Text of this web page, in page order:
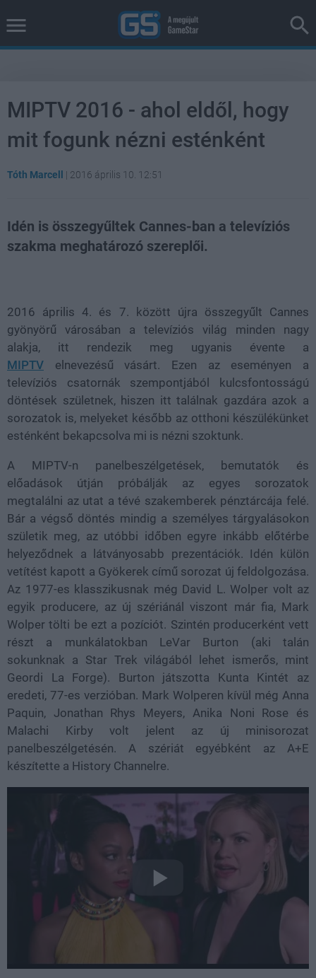
MIPTV 2016 - ahol eldől, hogy
mit fogunk nézni esténként
Tóth Marcell | 2016 április 10. 12:51
Idén is összegyűltek Cannes-ban a televíziós
szakma meghatározó szereplői.
2016 április 4. és 7. között újra összegyűlt Cannes
gyönyörű városában a televíziós világ minden nagy
alakja, itt rendezik meg ugyanis évente a
MIPTV elnevezésű vásárt. Ezen az eseményen a
televíziós csatornák szempontjából kulcsfontosságú
döntések születnek, hiszen itt találnak gazdára azok a
sorozatok is, melyeket később az otthoni készülékünket
esténként bekapcsolva mi is nézni szoktunk.
A MIPTV-n panelbeszélgetések, bemutatók és
előadások útján próbálják az egyes sorozatok
megtalálni az utat a tévé szakemberek pénztárcája felé.
Bár a végső döntés mindig a személyes tárgyalásokon
születik meg, az utóbbi időben egyre inkább előtérbe
helyeződnek a látványosabb prezentációk. Idén külön
vetítést kapott a Gyökerek című sorozat új feldolgozása.
Az 1977-es klasszikusnak még David L. Wolper volt az
egyik producere, az új szériánál viszont már fia, Mark
Wolper tölti be ezt a pozíciót. Szintén producerként vett
részt a munkálatokban LeVar Burton (aki talán
sokunknak a Star Trek világából lehet ismerős, mint
Geordi La Forge). Burton játszotta Kunta Kintét az
eredeti, 77-es verzióban. Mark Wolperen kívül még Anna
Paquin, Jonathan Rhys Meyers, Anika Noni Rose és
Malachi Kirby volt jelent az új minisorozat
panelbeszélgetésén. A szériát egyébként az A+E
készítette a History Channelre.